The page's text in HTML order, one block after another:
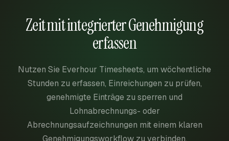
Zeit mit integrierter Genehmigung
erfassen
Nutzen Sie Everhour Timesheets, um wöchentliche
Stunden zu erfassen, Einreichungen zu prüfen,
genehmigte Einträge zu sperren und
Lohnabrechnungs- oder
Abrechnungsaufzeichnungen mit einem klaren
Genehmigungsworkflow zu verbinden.